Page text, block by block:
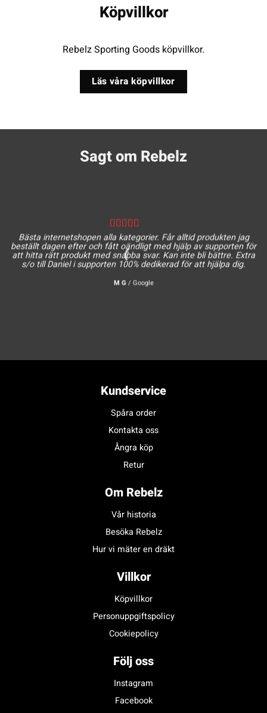
Köpvillkor
Rebelz Sporting Goods köpvillkor.
Läs våra köpvillkor
Sagt om Rebelz
Bästa internetshopen alla kategorier. Får alltid produkten jag
beställt dagen efter och fått oändligt med hjälp av supporten för
att hitta rätt produkt med snabba svar. Kan inte bli bättre. Extra
s/o till Daniel i supporten 100% dedikerad för att hjälpa dig.
M G / Google
Kundservice
Spåra order
Kontakta oss
Ångra köp
Retur
Om Rebelz
Vår historia
Besöka Rebelz
Hur vi mäter en dräkt
Villkor
Köpvillkor
Personuppgiftspolicy
Cookiepolicy
Följ oss
Instagram
Facebook